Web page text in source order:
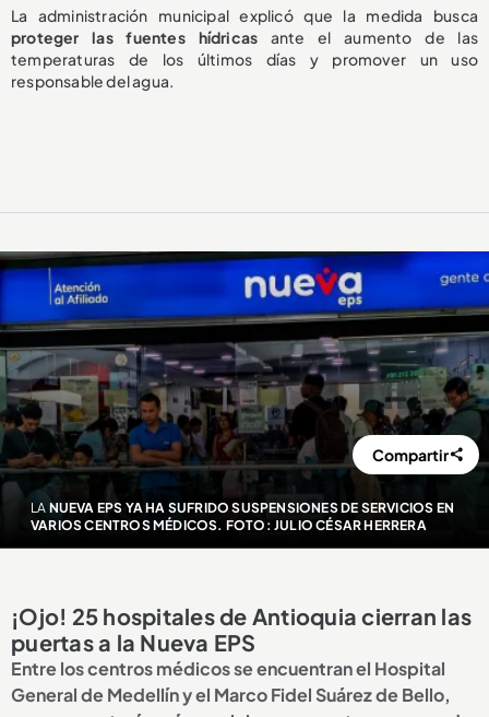
La administración municipal explicó que la medida busca
proteger las fuentes hídricas ante el aumento de las
temperaturas de los últimos días y promover un uso
responsable del agua.
LA NUEVA EPS YA HA SUFRIDO SUSPENSIONES DE SERVICIOS EN
VARIOS CENTROS MÉDICOS. FOTO: JULIO CÉSAR HERRERA
Compartir
¡Ojo! 25 hospitales de Antioquia cierran las
puertas a la Nueva EPS
Entre los centros médicos se encuentran el Hospital
General de Medellín y el Marco Fidel Suárez de Bello,